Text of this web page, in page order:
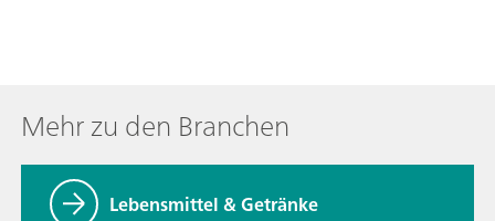
Mehr zu den Branchen
Lebensmittel & Getränke